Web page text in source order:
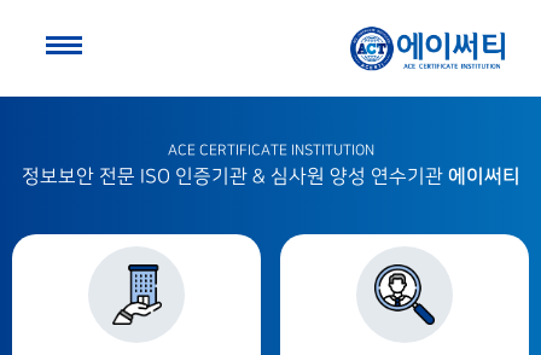
ACE CERTIFICATE INSTITUTION
정보보안 전문 ISO 인증기관 & 심사원 양성 연수기관 에이써티